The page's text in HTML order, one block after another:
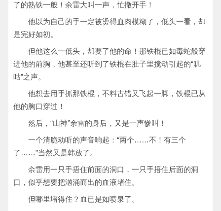
了的熟铁一般！余雷大叫一声，忙撒开手！
他以为自己的手一定被烫得血肉模糊了，低头一看，却
是完好如初。
但他这么一低头，却要了他的命！那铁棍已如毒蛇般穿
进他的前胸，他甚至还听到了铁棍在肚子里搅动引起的“叽
咕”之声。
他想去用手抓那铁棍，不料古错又飞起一脚，铁棍已从
他的胸口穿过！
然后，“山神”余雷的身后，又是一声惨叫！
一个清脆动听的声音响起：“两个……不！有三个
了……”当然又是韩放了。
余雷用一只手捂住前面的洞口，一只手捂住后面的洞
口，似乎想要把汹涌而出的血液堵住。
但哪里堵得住？血已是如喷泉了。